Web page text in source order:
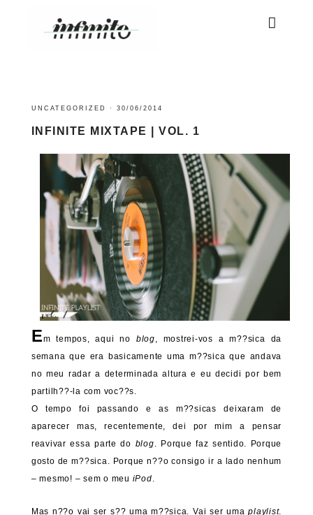
UNCATEGORIZED · 30/06/2014
INFINITE MIXTAPE | VOL. 1
Em tempos, aqui no blog, mostrei-vos a m??sica da
semana que era basicamente uma m??sica que andava
no meu radar a determinada altura e eu decidi por bem
partilh??-la com voc??s.
O tempo foi passando e as m??sicas deixaram de
aparecer mas, recentemente, dei por mim a pensar
reavivar essa parte do blog. Porque faz sentido. Porque
gosto de m??sica. Porque n??o consigo ir a lado nenhum
– mesmo! – sem o meu iPod.
Mas n??o vai ser s?? uma m??sica. Vai ser umaplaylist.